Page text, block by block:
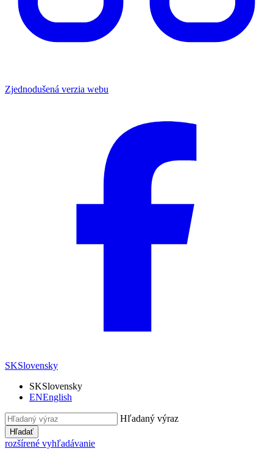
Zjednodušená verzia webu
SKSlovensky
SKSlovensky
ENEnglish
Hľadaný výraz
Hľadať
rozšírené vyhľadávanie